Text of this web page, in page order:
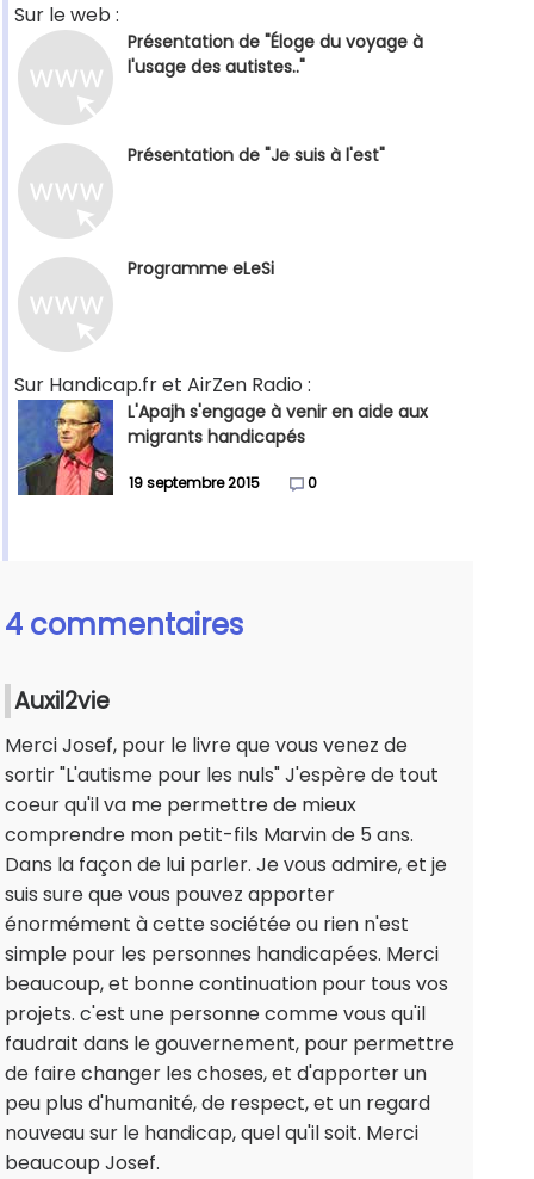
Sur le web :
Présentation de "Éloge du voyage à
l'usage des autistes.."
Présentation de "Je suis à l'est"
Programme eLeSi
Sur Handicap.fr et AirZen Radio :
L'Apajh s'engage à venir en aide aux
migrants handicapés
19 septembre 2015 0
4 commentaires
Auxil2vie
Merci Josef, pour le livre que vous venez de
sortir "L'autisme pour les nuls" J'espère de tout
coeur qu'il va me permettre de mieux
comprendre mon petit-fils Marvin de 5 ans.
Dans la façon de lui parler. Je vous admire, et je
suis sure que vous pouvez apporter
énormément à cette sociétée ou rien n'est
simple pour les personnes handicapées. Merci
beaucoup, et bonne continuation pour tous vos
projets. c'est une personne comme vous qu'il
faudrait dans le gouvernement, pour permettre
de faire changer les choses, et d'apporter un
peu plus d'humanité, de respect, et un regard
nouveau sur le handicap, quel qu'il soit. Merci
beaucoup Josef.